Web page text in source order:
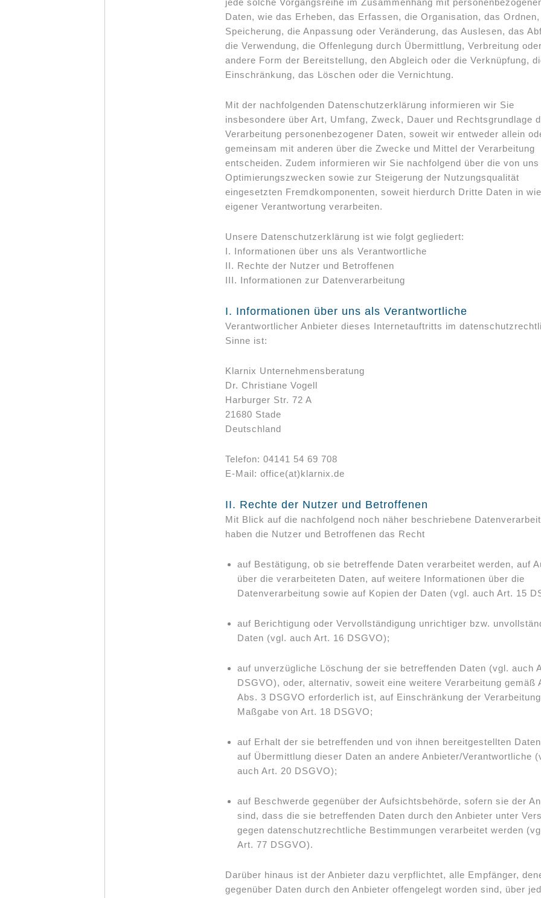
jede solche Vorgangsreihe im Zusammenhang mit
Daten, wie das Erheben, das Erfassen, die Organisation, das
Speicherung, die Anpassung oder Veränderung, das Auslesen, das
die Verwendung, die Offenlegung durch Übermittlung, Verbreitung
andere Form der Bereitstellung, den Abgleich oder die Verknüpfung,
Einschränkung, das Löschen oder die Vernichtung.
Mit der nachfolgenden Datenschutzerklärung informieren wir Sie
insbesondere über Art, Umfang, Zweck, Dauer und Rechtsgrundlage
Verarbeitung personenbezogener Daten, soweit wir entweder allein
gemeinsam mit anderen über die Zwecke und Mittel der Verarbeitung
entscheiden. Zudem informieren wir Sie nachfolgend über die von uns
Optimierungszwecken sowie zur Steigerung der Nutzungsqualität
eingesetzten Fremdkomponenten, soweit hierdurch Dritte Daten in
eigener Verantwortung verarbeiten.
Unsere Datenschutzerklärung ist wie folgt gegliedert:
I. Informationen über uns als Verantwortliche
II. Rechte der Nutzer und Betroffenen
III. Informationen zur Datenverarbeitung
I. Informationen über uns als Verantwortliche
Verantwortlicher Anbieter dieses Internetauftritts im
Sinne ist:
Klarnix Unternehmensberatung
Dr. Christiane Vogell
Harburger Str. 72 A
21680 Stade
Deutschland
Telefon: 04141 54 69 708
E-Mail: office(at)klarnix.de
II. Rechte der Nutzer und Betroffenen
Mit Blick auf die nachfolgend noch näher beschriebene
haben die Nutzer und Betroffenen das Recht
auf Bestätigung, ob sie betreffende Daten verarbeitet werden, auf
über die verarbeiteten Daten, auf weitere Informationen über die
Datenverarbeitung sowie auf Kopien der Daten (vgl. auch Art. 15
auf Berichtigung oder Vervollständigung unrichtiger bzw.
Daten (vgl. auch Art. 16 DSGVO);
auf unverzügliche Löschung der sie betreffenden Daten (vgl. auch
DSGVO), oder, alternativ, soweit eine weitere Verarbeitung gemäß
Abs. 3 DSGVO erforderlich ist, auf Einschränkung der
Maßgabe von Art. 18 DSGVO;
auf Erhalt der sie betreffenden und von ihnen bereitgestellten
auf Übermittlung dieser Daten an andere Anbieter/Verantwortliche
auch Art. 20 DSGVO);
auf Beschwerde gegenüber der Aufsichtsbehörde, sofern sie der
sind, dass die sie betreffenden Daten durch den Anbieter unter
gegen datenschutzrechtliche Bestimmungen verarbeitet werden
Art. 77 DSGVO).
Darüber hinaus ist der Anbieter dazu verpflichtet, alle Empfänger,
gegenüber Daten durch den Anbieter offengelegt worden sind, über